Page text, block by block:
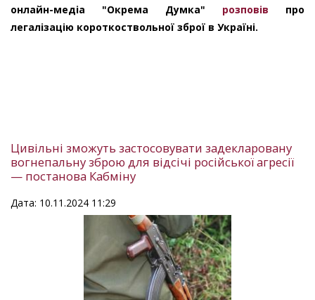
онлайн-медіа "Окрема Думка" розповів про
легалізацію короткоствольної зброї в Україні.
Цивільні зможуть застосовувати задекларовану
вогнепальну зброю для відсічі російської агресії
— постанова Кабміну
Дата: 10.11.2024 11:29